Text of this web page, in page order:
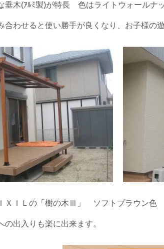
垂木(ｱﾙﾐ製)が特長 色はライトウォールナ
合わせると使い勝手が良くなり、お子様の
ＸＩＬの「樹の木Ⅲ」 ソフトブラウン色
の出入りも楽に出来ます。